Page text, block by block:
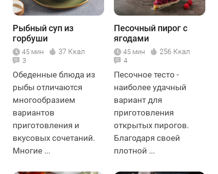
Рыбный суп из
горбуши
45 мин 37 Ккал
3
Обеденные блюда из
рыбы отличаются
многообразием
вариантов
приготовления и
вкусовых сочетаний.
Многие ...
Песочный пирог с
ягодами
45 мин 256 Ккал
4
Песочное тесто -
наиболее удачный
вариант для
приготовления
открытых пирогов.
Благодаря своей
плотной ...